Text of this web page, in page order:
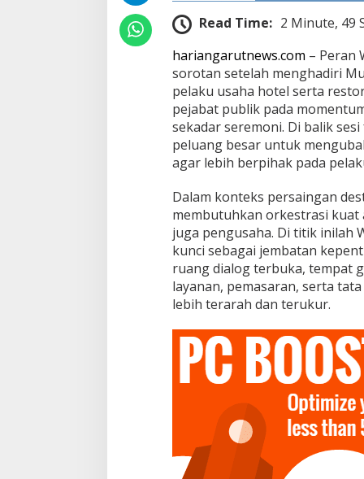
r
n
Read Time: 2 Minute, 49
hariangarutnews.com – Peran
sorotan setelah menghadiri
pelaku usaha hotel serta
pejabat publik pada
sekadar seremoni. Di balik
peluang besar untuk
agar lebih berpihak pada
Dalam konteks persaingan
membutuhkan orkestrasi kuat
juga pengusaha. Di titik inilah
kunci sebagai jembatan
ruang dialog terbuka, tempat
layanan, pemasaran, serta
lebih terarah dan terukur.